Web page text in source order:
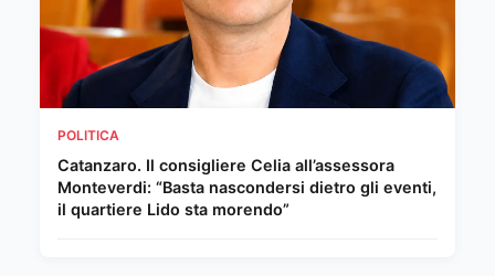
POLITICA
Catanzaro. Il consigliere Celia all’assessora
Monteverdi: “Basta nascondersi dietro gli eventi,
il quartiere Lido sta morendo”